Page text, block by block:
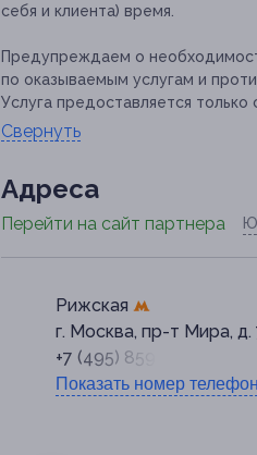
себя и клиента) время.
Предупреждаем о
по оказываемым услугам и
Услуга предоставляется
Свернуть
Адресa
Перейти на сайт партнера
Рижская
г. Москва, пр-т Мира, д.
+7 (495) 859-10-90
Показать номер